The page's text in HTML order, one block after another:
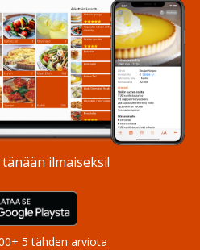
ilmaiseksi!
5 tähden arviota